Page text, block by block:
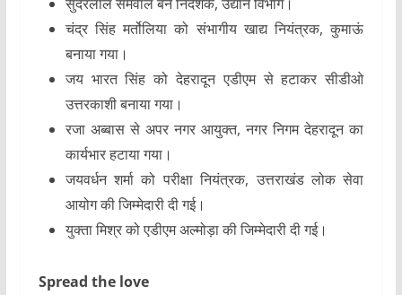
सुंदरलाल सेमवालबनेनिदेशक, उद्यान विभाग।
चंद्र सिंह मर्तोलिया कोसंभागीय खाद्य नियंत्रक, कुमाऊं
बनाया गया।
जय भारत सिंह कोदेहरादून एडीएमसे हटाकरसीडीओ
उत्तरकाशीबनाया गया।
रजा अब्बाससे अपर नगर आयुक्त, नगर निगम देहरादूनका
कार्यभार हटाया गया।
जयवर्धन शर्मा कोपरीक्षा नियंत्रक, उत्तराखंड लोक सेवा
आयोगकी जिम्मेदारी दी गई।
युक्ता मिश्रकोएडीएम अल्मोड़ाकी जिम्मेदारी दी गई।
Spread the love